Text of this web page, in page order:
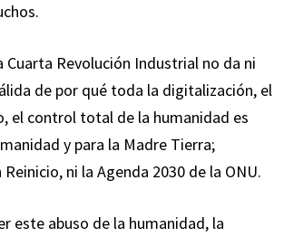
Cuarta Revolución Industrial no da ni
de por qué toda la digitalización, el
el control total de la humanidad es
y para la Madre Tierra;
ni la Agenda 2030 de la ONU.
este abuso de la humanidad, la